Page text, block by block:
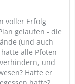
voller Erfolg
gelaufen - die
(und auch
alle Pfoten
und
Hatte er